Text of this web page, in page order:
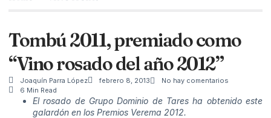
Tombú 2011, premiado como
“Vino rosado del año 2012”
Joaquín Parra López febrero 8, 2013
No hay comentarios
6 Min Read
El rosado de Grupo Dominio de Tares ha obtenido este
galardón en los Premios Verema 2012.